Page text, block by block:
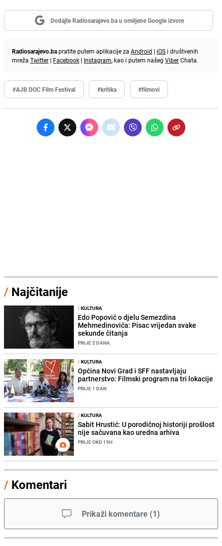
Dodajte Radiosarajevo.ba u omiljene Google izvore
Radiosarajevo.bapratite putem aplikacije za Android | iOS i društvenih
mreža Twitter | Facebook | Instagram, kao i putem našeg ViberChata.
#AJB DOC Film Festival #kritika #filmovi
/ Najčitanije
/KULTURA
Edo Popović o djelu Semezdina
Mehmedinovića: Pisac vrijedan svake
sekunde čitanja
PRIJE 2 DANA
/KULTURA
Općina Novi Grad i SFF nastavljaju
partnerstvo: Filmski program na tri lokacije
PRIJE 1 DAN
/KULTURA
Sabit Hrustić: U porodičnoj historiji prošlost
nije sačuvana kao uredna arhiva
PRIJE OKO 19H
/ Komentari
Prikaži komentare (1)